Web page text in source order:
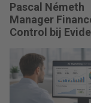
Pascal Németh
Manager
Control bij